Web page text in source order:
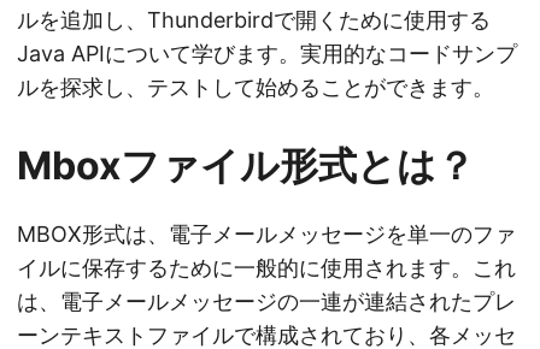
ルを追加し、Thunderbirdで開くために使用する
Java APIについて学びます。実用的なコードサンプ
ルを探求し、テストして始めることができます。
Mboxファイル形式とは？
MBOX形式は、電子メールメッセージを単一のファ
イルに保存するために一般的に使用されます。これ
は、電子メールメッセージの一連が連結されたプレ
ーンテキストファイルで構成されており、各メッセ